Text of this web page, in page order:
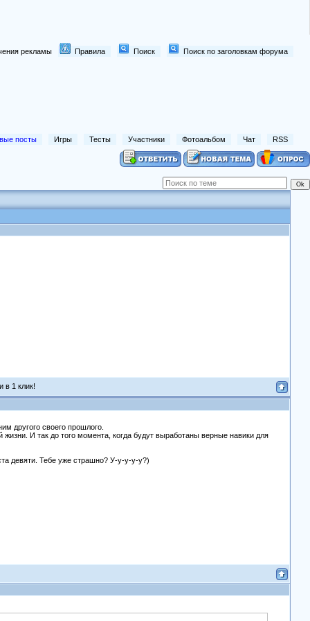
рекламы Правила Поиск Поиск по заголовкам форума
посты Игры Тесты Участники Фотоальбом Чат RSS
в 1 клик!
другого своего прошлого.
И так до того момента, когда будут выработаны верные навики для
девяти. Тебе уже страшно? У-у-у-у-у?)